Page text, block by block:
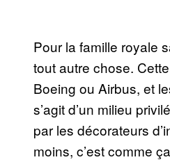
Pour la famille royale
tout autre chose.
Boeing ou Airbus, et
s’agit d’un milieu
par les décorateurs
moins, c’est comme